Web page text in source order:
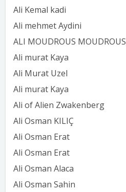
Ali Kemal kadi
Ali mehmet Aydini
ALI MOUDROUS MOUDROUS
Ali murat Kaya
Ali Murat Uzel
Ali murat Kaya
Ali of Alien Zwakenberg
Ali Osman KILIÇ
Ali Osman Erat
Ali Osman Erat
Ali Osman Alaca
Ali Osman Sahin